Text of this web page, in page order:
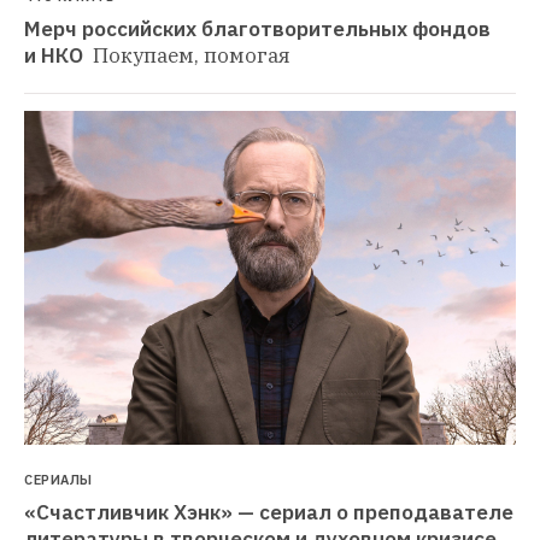
Мерч российских благотворительных фондов
и НКО Покупаем, помогая
СЕРИАЛЫ
«Счастливчик Хэнк» — сериал о преподавателе